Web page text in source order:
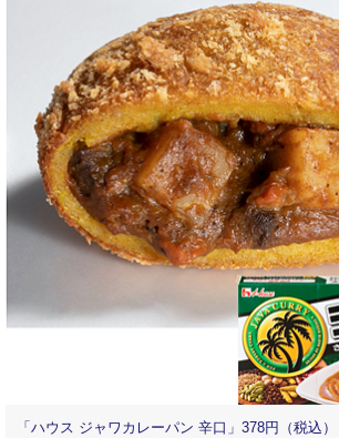
「ハウス ジャワカレーパン 辛口」378円（税込）